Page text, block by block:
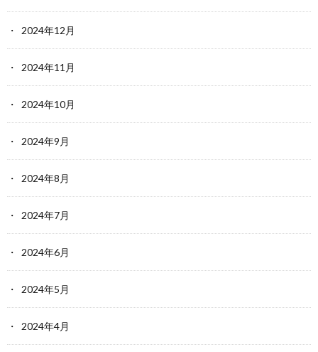
2024年12月
2024年11月
2024年10月
2024年9月
2024年8月
2024年7月
2024年6月
2024年5月
2024年4月